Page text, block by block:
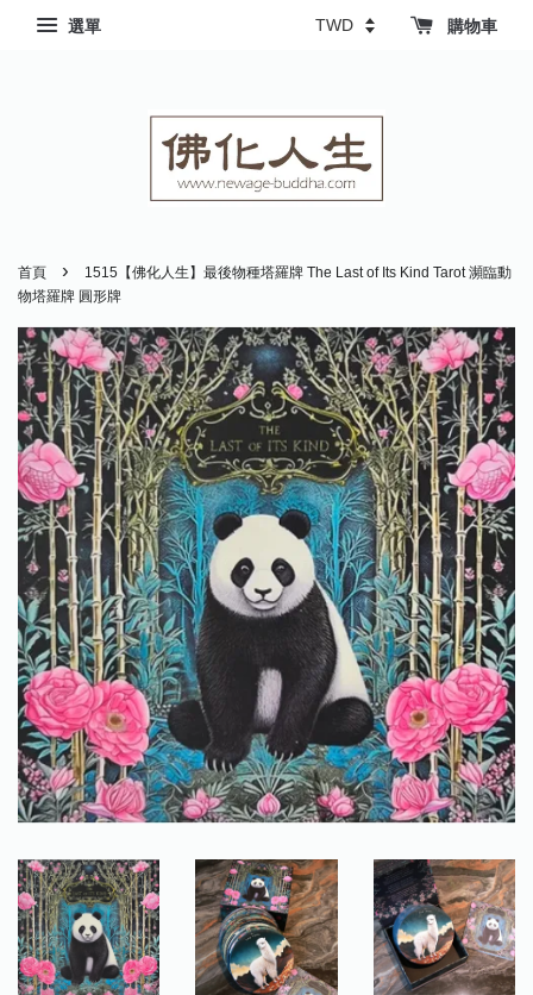
選單 購物車
首頁 ›
1515【佛化人生】最後物種塔羅牌 The Last of Its Kind Tarot 瀕臨動
物塔羅牌 圓形牌